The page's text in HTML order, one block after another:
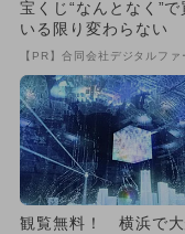
宝くじ“なんとなく”で
いる限り変わらない
【PR】合同会社デジタルファ
観覧無料！ 横浜で大